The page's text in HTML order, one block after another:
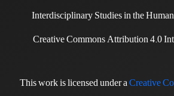
Interdisciplinary Studies in the
Creative Commons Attribution 4.0
This work is licensed under aCreative